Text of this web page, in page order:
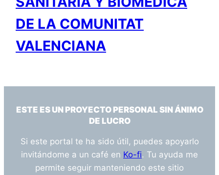
DE LA COMUNITAT
VALENCIANA
ESTE ES UN PROYECTO PERSONAL SIN ÁNIMO
DE LUCRO
Si este portal te ha sido útil, puedes apoyarlo
invitándome a un café en Ko-fi. Tu ayuda me
permite seguir manteniendo este sitio